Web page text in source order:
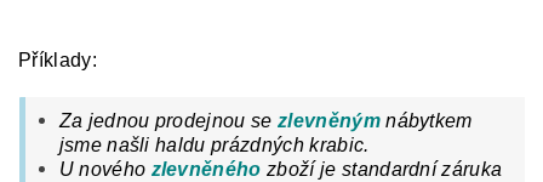
Příklady:
Za jednou prodejnou se zlevněným nábytkem
jsme našli haldu prázdných krabic.
U nového zlevněného zboží je standardní záruka